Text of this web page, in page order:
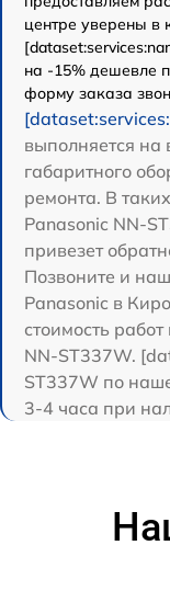
центре уверены в
на -15% дешевле
форму заказа
выполняется на
габаритного
ремонта. В
Panasonic NN-
привезет
Позвоните и
Panasonic в
стоимость
NN-ST337W.
ST337W по
3-4 часа при